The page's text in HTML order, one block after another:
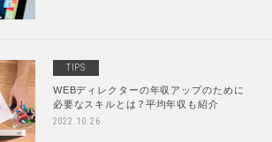
TIPS
WEBディレクターの年収アップのために
必要なスキルとは？平均年収も紹介
2022.10.26